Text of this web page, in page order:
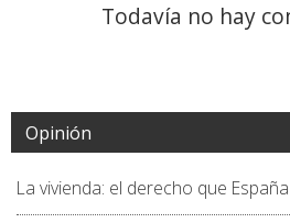
Todavía no hay
Opinión
La vivienda: el derecho que